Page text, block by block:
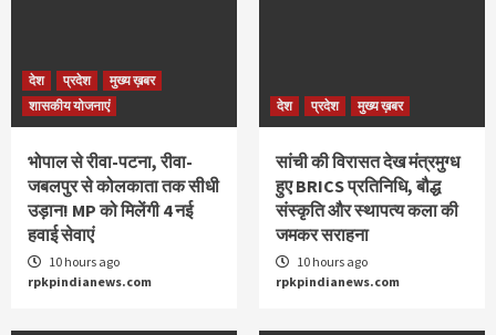
देश प्रदेश
मुख्य ख़बर
शासकीय योजनाएं
भोपाल से रीवा-पटना, रीवा-
जबलपुर से कोलकाता तक सीधी
उड़ान! MP को मिलेंगी 4 नई
हवाई सेवाएं
10 hours ago
rpkpindianews.com
देश प्रदेश मुख्य ख़बर
सांची की विरासत देख मंत्रमुग्ध
हुए BRICS प्रतिनिधि, बौद्ध
संस्कृति और स्थापत्य कला की
जमकर सराहना
10 hours ago
rpkpindianews.com